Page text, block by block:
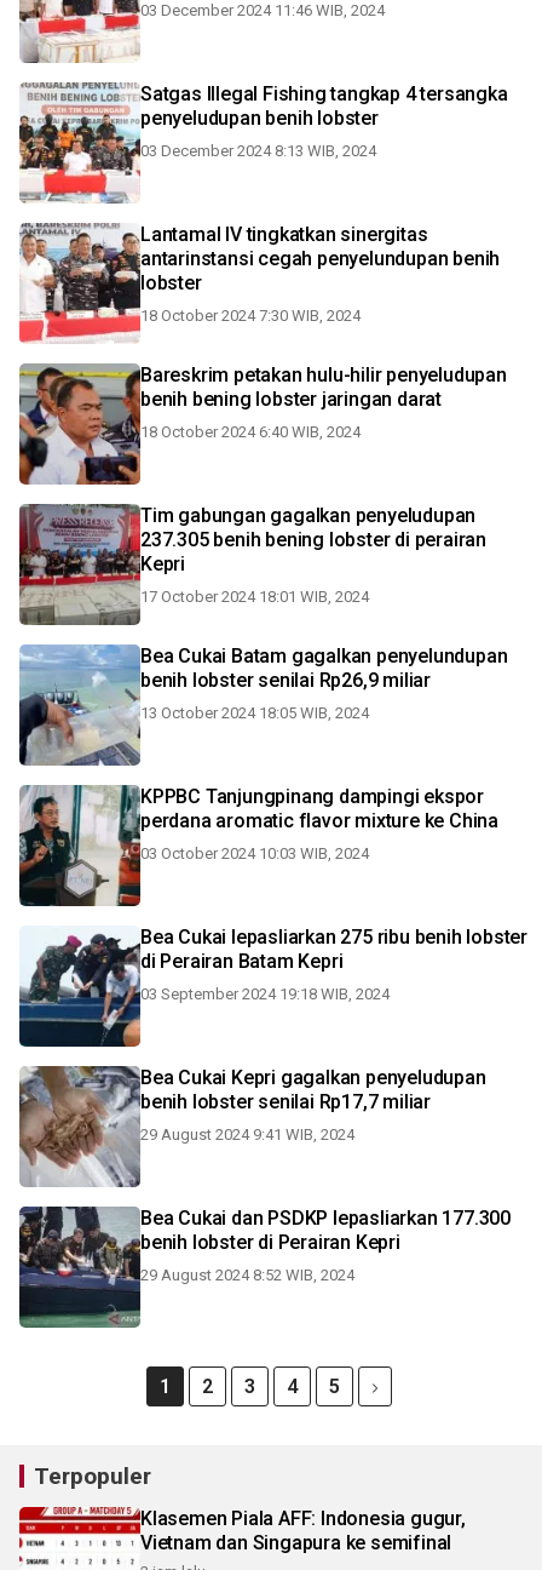
03 December 2024 11:46 WIB, 2024
Satgas Illegal Fishing tangkap 4 tersangka
penyeludupan benih lobster
03 December 2024 8:13 WIB, 2024
Lantamal IV tingkatkan sinergitas
antarinstansi cegah penyelundupan benih
lobster
18 October 2024 7:30 WIB, 2024
Bareskrim petakan hulu-hilir penyeludupan
benih bening lobster jaringan darat
18 October 2024 6:40 WIB, 2024
Tim gabungan gagalkan penyeludupan
237.305 benih bening lobster di perairan
Kepri
17 October 2024 18:01 WIB, 2024
Bea Cukai Batam gagalkan penyelundupan
benih lobster senilai Rp26,9 miliar
13 October 2024 18:05 WIB, 2024
KPPBC Tanjungpinang dampingi ekspor
perdana aromatic flavor mixture ke China
03 October 2024 10:03 WIB, 2024
Bea Cukai lepasliarkan 275 ribu benih lobster
di Perairan Batam Kepri
03 September 2024 19:18 WIB, 2024
Bea Cukai Kepri gagalkan penyeludupan
benih lobster senilai Rp17,7 miliar
29 August 2024 9:41 WIB, 2024
Bea Cukai dan PSDKP lepasliarkan 177.300
benih lobster di Perairan Kepri
29 August 2024 8:52 WIB, 2024
1 2 3 4 5
Terpopuler
Klasemen Piala AFF: Indonesia gugur,
Vietnam dan Singapura ke semifinal